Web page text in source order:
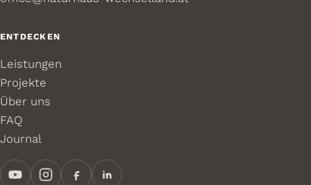
ENTDECKEN
Leistungen
Projekte
Über uns
FAQ
Journal